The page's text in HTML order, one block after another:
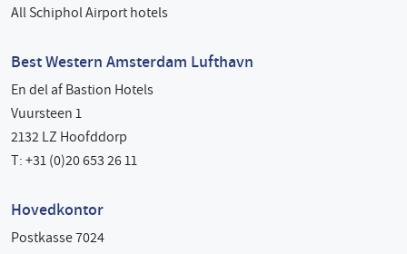
All Schiphol Airport hotels
Best Western Amsterdam Lufthavn
En del af Bastion Hotels
Vuursteen 1
2132 LZ Hoofddorp
T: +31 (0)20 653 26 11
Hovedkontor
Postkasse 7024